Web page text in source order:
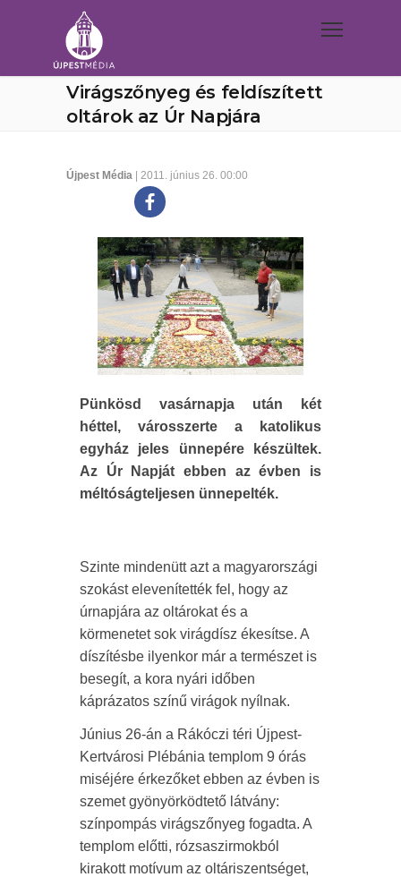
Virágszőnyeg és feldíszített
oltárok az Úr Napjára
Újpest Média | 2011. június 26. 00:00
Pünkösd vasárnapja után két
héttel, városszerte a katolikus
egyház jeles ünnepére készültek.
Az Úr Napját ebben az évben is
méltóságteljesen ünnepelték.
Szinte mindenütt azt a magyarországi
szokást elevenítették fel, hogy az
úrnapjára az oltárokat és a
körmenetet sok virágdísz ékesítse. A
díszítésbe ilyenkor már a természet is
besegít, a kora nyári időben
káprázatos színű virágok nyílnak.
Június 26-án a Rákóczi téri Újpest-
Kertvárosi Plébánia templom 9 órás
miséjére érkezőket ebben az évben is
szemet gyönyörködtető látvány:
színpompás virágszőnyeg fogadta. A
templom előtti, rózsaszirmokból
kirakott motívum az oltáriszentséget,